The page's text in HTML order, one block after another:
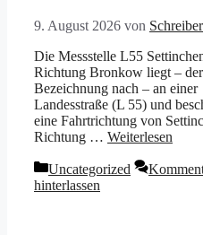
9. August 2026 von Schreiber
Die Messstelle L55
Richtung Bronkow liegt – der
Bezeichnung nach – an einer
Landesstraße (L 55) und
eine Fahrtrichtung von
Richtung … Weiterlesen
Kategorien
Uncategorized
hinterlassen